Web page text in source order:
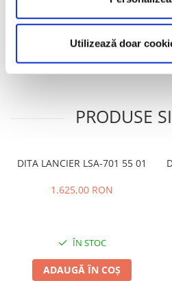
Utilizează doar
Caracteristici
(0)
PRODUSE
DITA LANCIER LSA-701 55 01
1.625,00 RON
ÎN STOC
ADAUGĂ ÎN COȘ